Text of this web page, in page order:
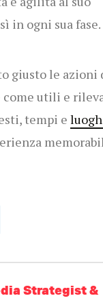
in ogni sua fase.
giusto le azioni
come utili e
tempi e
Strategist &